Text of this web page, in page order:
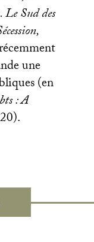
Sud des
une
(en
: A